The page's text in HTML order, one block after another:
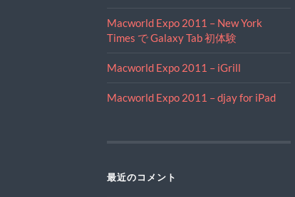
Macworld Expo 2011 – New York
Times で Galaxy Tab 初体験
Macworld Expo 2011 – iGrill
Macworld Expo 2011 – djay for iPad
最近のコメント